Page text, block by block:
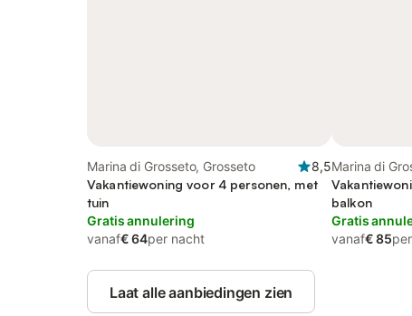
Marina di Grosseto, Grosseto
8,5
Vakantiewoning voor 4 personen, met
tuin
Gratis annulering
vanaf€ 64per nacht
Marina di
balkon
Gratis
vanaf€ 85
Laat alle aanbiedingen zien